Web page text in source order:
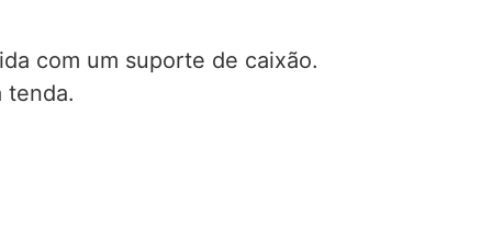
com um suporte de caixão.
tenda.